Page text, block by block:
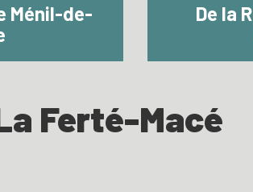
Ménil-de-
De la
Ferté-Macé